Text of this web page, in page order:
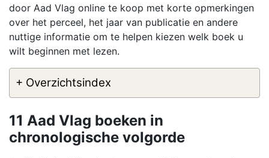
door Aad Vlag online te koop met korte opmerkingen
over het perceel, het jaar van publicatie en andere
nuttige informatie om te helpen kiezen welk boek u
wilt beginnen met lezen.
+ Overzichtsindex
11 Aad Vlag boeken in
chronologische volgorde